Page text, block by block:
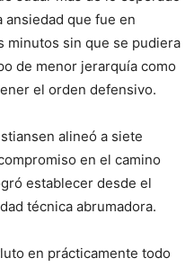
ansiedad que fue en
minutos sin que se pudiera
de menor jerarquía como
el orden defensivo.
alineó a siete
en el camino
establecer desde el
técnica abrumadora.
en prácticamente todo